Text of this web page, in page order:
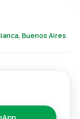
Buenos Aires